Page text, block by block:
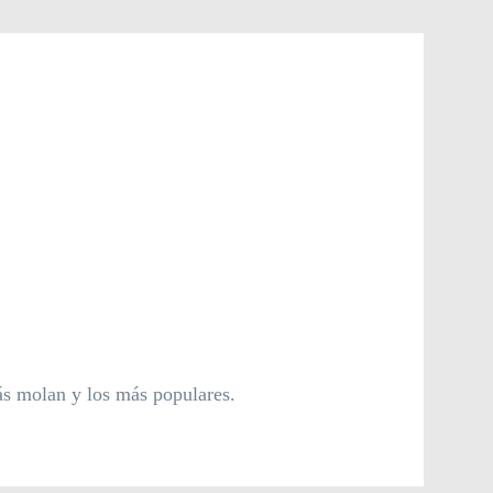
molan y los más populares.